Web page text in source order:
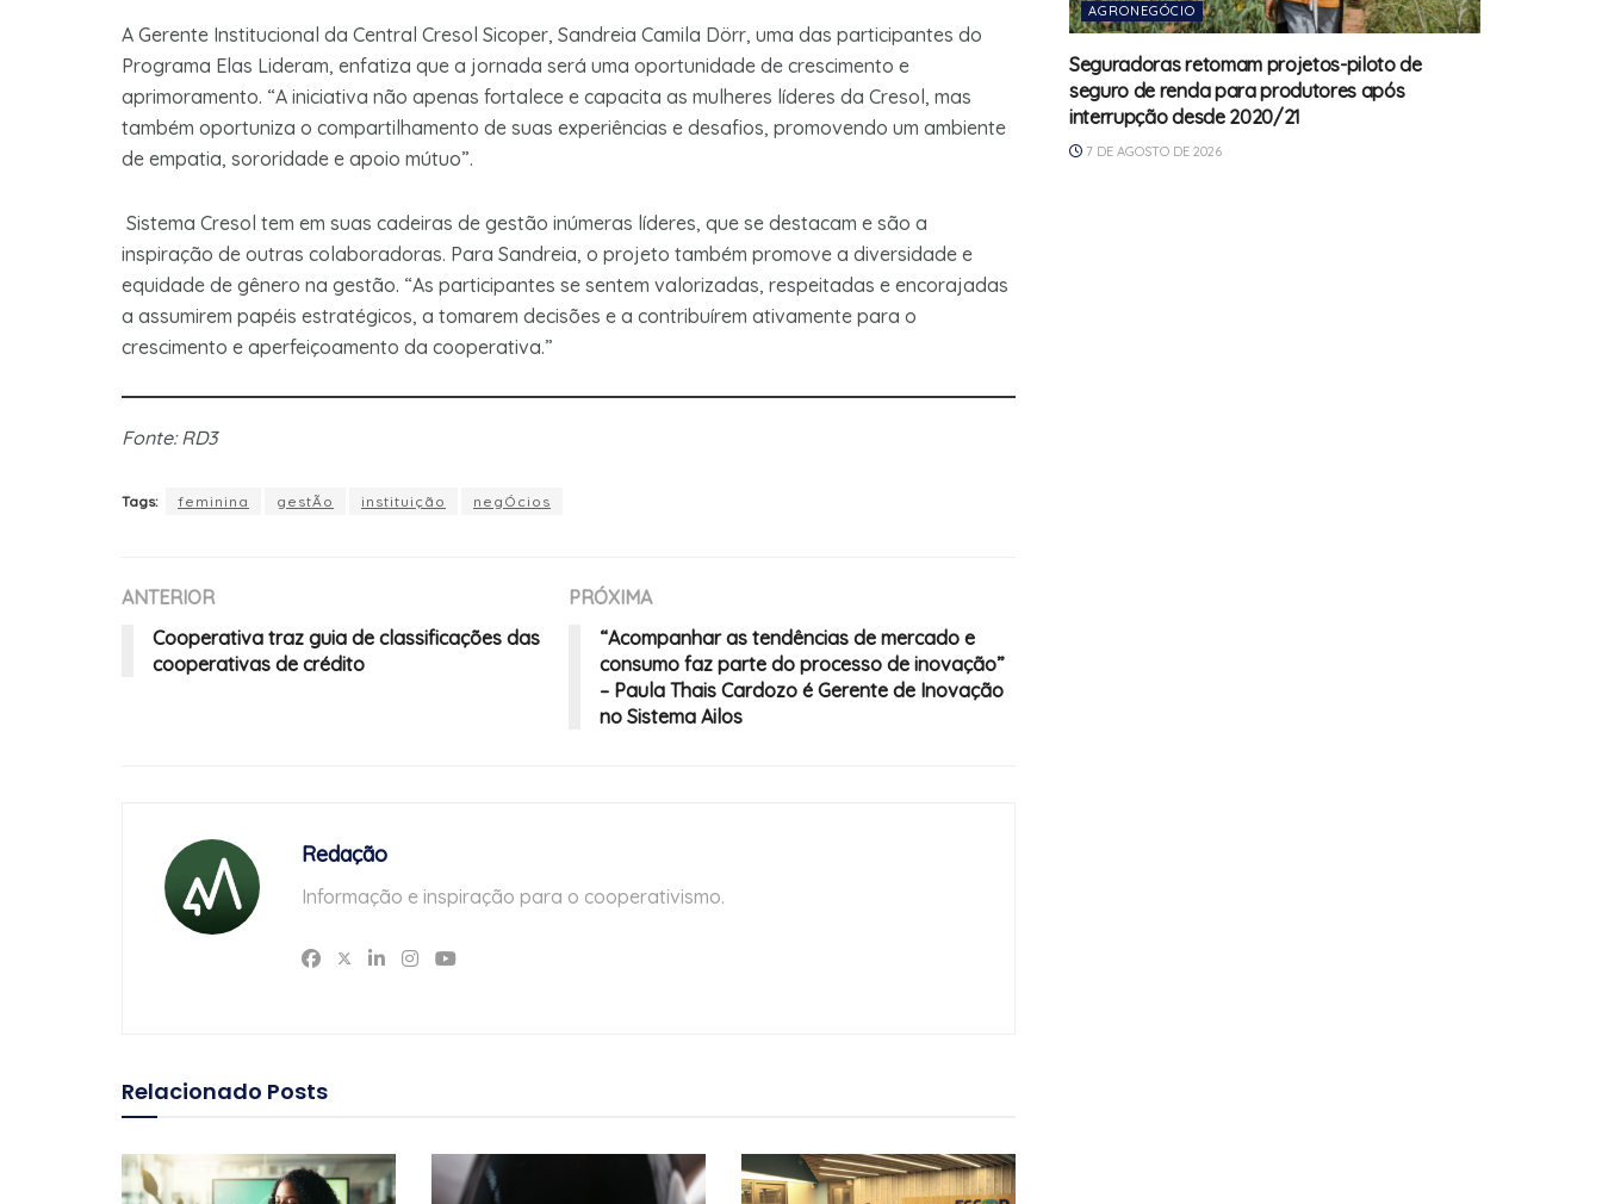
A Gerente Institucional da Central Cresol Sicoper, Sandreia Camila Dörr, uma das participantes do
Programa Elas Lideram, enfatiza que a jornada será uma oportunidade de crescimento e
aprimoramento. “A iniciativa não apenas fortalece e capacita as mulheres líderes da Cresol, mas
também oportuniza o compartilhamento de suas experiências e desafios, promovendo um ambiente
de empatia, sororidade e apoio mútuo”.
Sistema Cresol tem em suas cadeiras de gestão inúmeras líderes, que se destacam e são a
inspiração de outras colaboradoras. Para Sandreia, o projeto também promove a diversidade e
equidade de gênero na gestão. “As participantes se sentem valorizadas, respeitadas e encorajadas
a assumirem papéis estratégicos, a tomarem decisões e a contribuírem ativamente para o
crescimento e aperfeiçoamento da cooperativa.”
Fonte: RD3
Tags: feminina gestÃo instituição negÓcios
ANTERIOR
Cooperativa traz guia de classificações das
cooperativas de crédito
PRÓXIMA
“Acompanhar as tendências de mercado e
consumo faz parte do processo de inovação”
– Paula Thais Cardozo é Gerente de Inovação
no Sistema Ailos
Redação
Informação e inspiração para o cooperativismo.
Relacionado Posts
AGRONEGÓCIO
Seguradoras retomam projetos-piloto de
seguro de renda para produtores após
interrupção desde 2020/21
7 DE AGOSTO DE 2026